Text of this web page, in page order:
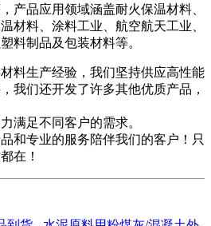
产品应用领域涵盖耐火保温材料、
材料、涂料工业、航空航天工业、
料制品及包装材料等。
料生产经验，我们坚持供应高性能
我们还开发了许多其他优质产品，
满足不同客户的需求。
和专业的服务陪伴我们的客户！只
在！